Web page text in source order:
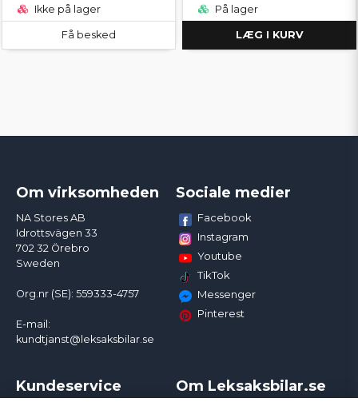
Ikke på lager
Få besked
På lager
LÆG I KURV
Om virksomheden
NA Stores AB
Idrottsvägen 33
702 32 Örebro
Sweden
Org.nr (SE): 559333-4757
E-mail:
kundtjanst@leksaksbilar.se
Sociale medier
Facebook
Instagram
Youtube
TikTok
Messenger
Pinterest
Kundeservice Om Leksaksbilar.se